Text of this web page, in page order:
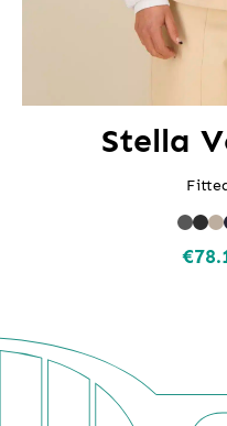
Stella
€